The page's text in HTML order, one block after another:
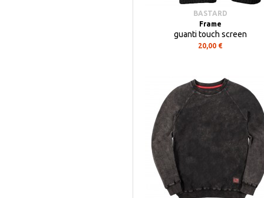
BASTARD
Frame
guanti touch screen
20,00 €